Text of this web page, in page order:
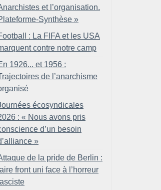
et l’organisation.
Synthèse »
: La FIFA et les USA
contre notre camp
1926... et 1956 :
de l’anarchisme
écosyndicales
: « Nous avons pris
d’un besoin
»
de la pride de Berlin :
front uni face à l’horreur